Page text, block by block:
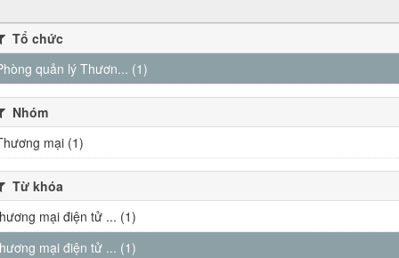
Tổ chức
quản lý Thươn... (1)
Nhóm
mại (1)
Từ khóa
mại điện tử ... (1)
mại điện tử ... (1)